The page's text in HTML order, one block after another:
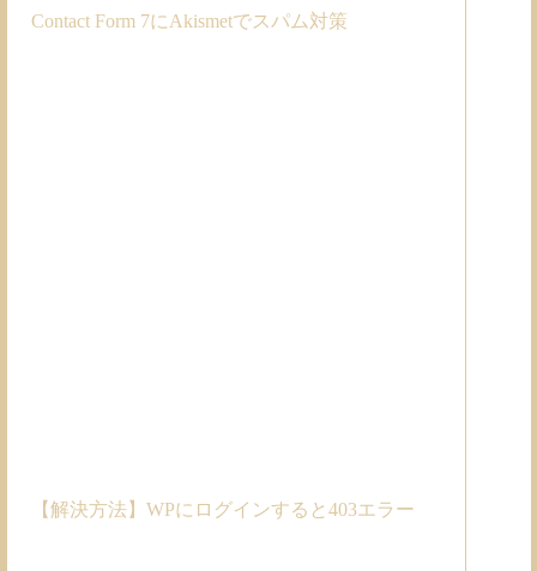
Contact Form 7にAkismetでスパム対策
【解決方法】WPにログインすると403エラー